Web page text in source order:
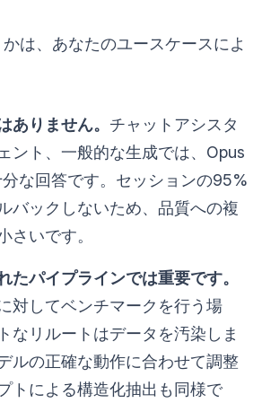
は、あなたのユースケースによ
ありません。 チャットアシスタ
ント、一般的な生成では、Opus
な回答です。セッションの95%
バックしないため、品質への複
さいです。
たパイプラインでは重要です。
対してベンチマークを行う場
なリルートはデータを汚染しま
ルの正確な動作に合わせて調整
トによる構造化抽出も同様で